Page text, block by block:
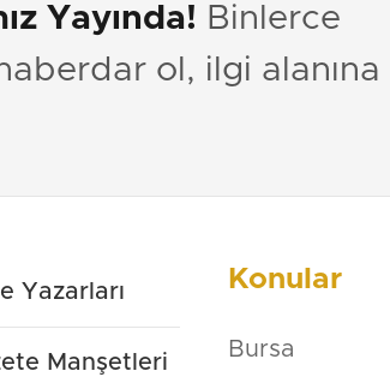
Yayında! Binlerce
ol, ilgi alanına
Yazarları
Manşetleri
Konular
Bursa